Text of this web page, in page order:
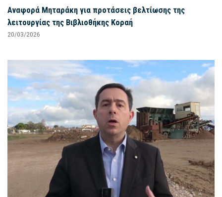
Αναφορά Μηταράκη για προτάσεις βελτίωσης της
λειτουργίας της Βιβλιοθήκης Κοραή
20/03/2026